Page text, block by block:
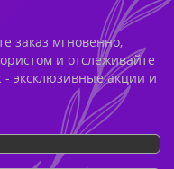
заказ мгновенно,
и отслеживайте
- эксклюзивные акции и